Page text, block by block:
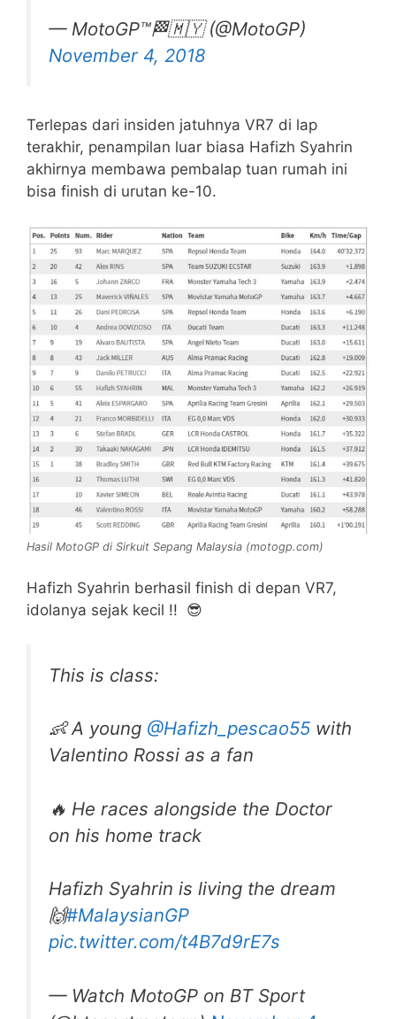
— MotoGP™🏁🇲🇾 (@MotoGP)
November 4, 2018
Terlepas dari insiden jatuhnya VR7 di lap
terakhir, penampilan luar biasa Hafizh Syahrin
akhirnya membawa pembalap tuan rumah ini
bisa finish di urutan ke-10.
Hasil MotoGP di Sirkuit Sepang Malaysia (motogp.com)
Hafizh Syahrin berhasil finish di depan VR7,
idolanya sejak kecil !! 😎
This is class:
👶 A young @Hafizh_pescao55 with
Valentino Rossi as a fan
🔥 He races alongside the Doctor
on his home track
Hafizh Syahrin is living the dream
🙌#MalaysianGP
pic.twitter.com/t4B7d9rE7s
— Watch MotoGP on BT Sport